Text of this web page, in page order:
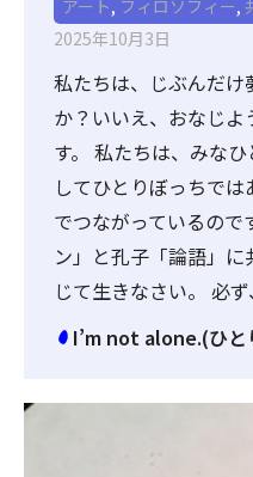
アート, フィロソフィー,
2025年10月3日
私たちは、じぶんだけ
か？いいえ、おなじ
す。 私たちは、みな
してひとりぼっちで
でつながっているので
ン」と孔子「論語」
じて生きなさい。 必
I’m not alone.(ひと